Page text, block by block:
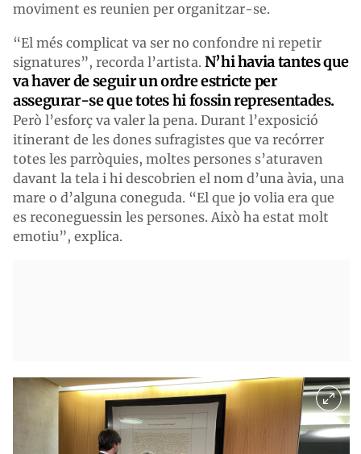
moviment es reunien per organitzar-se.
“El més complicat va ser no confondre ni repetir
signatures”, recorda l’artista. N’hi havia tantes que
va haver de seguir un ordre estricte per
assegurar-se que totes hi fossin representades.
Però l’esforç va valer la pena. Durant l’exposició
itinerant de les dones sufragistes que va recórrer
totes les parròquies, moltes persones s’aturaven
davant la tela i hi descobrien el nom d’una àvia, una
mare o d’alguna coneguda. “El que jo volia era que
es reconeguessin les persones. Això ha estat molt
emotiu”, explica.